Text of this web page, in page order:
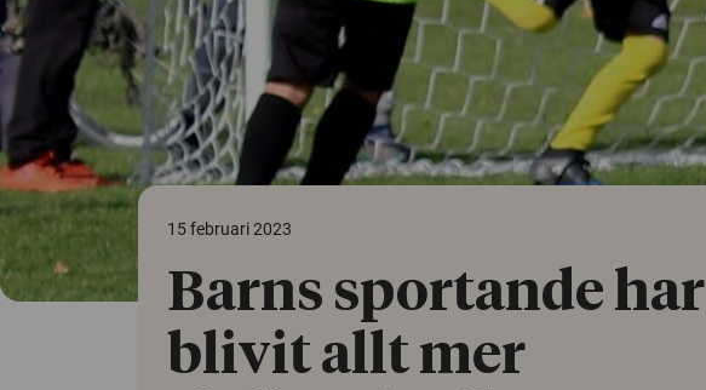
15 februari 2023
Barns sportande har
blivit allt mer